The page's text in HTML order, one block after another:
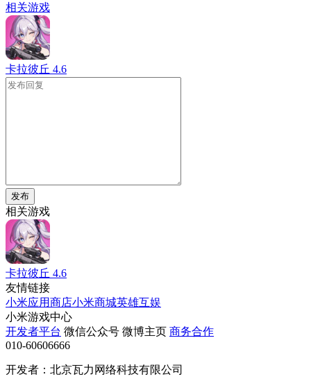
相关游戏
卡拉彼丘 4.6
发布
相关游戏
卡拉彼丘 4.6
友情链接
小米应用商店小米商城英雄互娱
小米游戏中心
开发者平台 微信公众号 微博主页 商务合作
010-60606666
开发者：北京瓦力网络科技有限公司